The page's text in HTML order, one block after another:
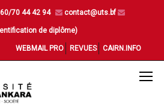
70 44 42 94 contact@uts.bf
de diplôme)
WEBMAIL PRO REVUES CAIRN.INFO